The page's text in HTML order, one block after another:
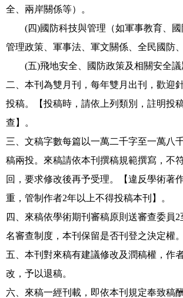
全、兩岸關係等）。
(四)國防科技與管理（如軍事教育、國
管理政策、軍事法、軍文關係、全民國防
(五)飛地安全、國防政策及相關安全議
二、本刊為雙月刊，每年雙月出刊，歡迎
投稿。【投稿時，請依上列類別，註明投
查】。
三、文稿字數每篇以一萬二千字至一萬八
稿兩投。來稿請依本刊撰稿規範撰寫，不
回，要求修改後再予受理。【違反學術著
重，管制作者2年以上不得投稿本刊】。
四、來稿依學術期刊審稿原則送審查委員
名審查制度，本刊保留是否刊登之決定權。
五、本刊對來稿有建議修改及潤稿權，作
改，予以退稿。
六、來稿一經刊載，即依本刊規定奉致稿酬